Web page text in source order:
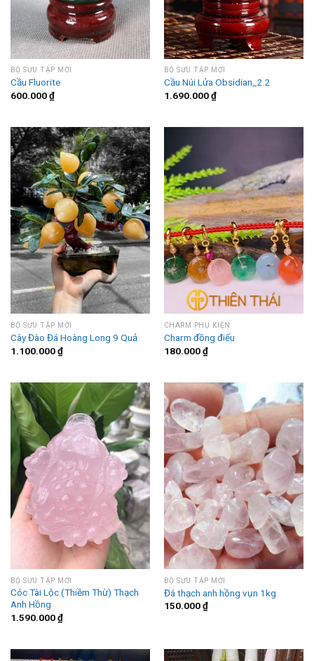
BỘ SƯU TẬP MỚI
Cầu Fluorite
600.000₫
BỘ SƯU TẬP MỚI
Cầu Núi Lửa Obsidian_2.2
1.690.000₫
BỘ SƯU TẬP MỚI
Cây Đào Đá Hoàng Long 9 Quả
1.100.000₫
CHARM PHỤ KIỆN
Charm đồng điếu
180.000₫
BỘ SƯU TẬP MỚI
Cóc Tài Lộc (Thiềm Thừ) Thạch
Anh Hồng
1.590.000₫
BỘ SƯU TẬP MỚI
Đá thạch anh hồng vụn 1kg
150.000₫